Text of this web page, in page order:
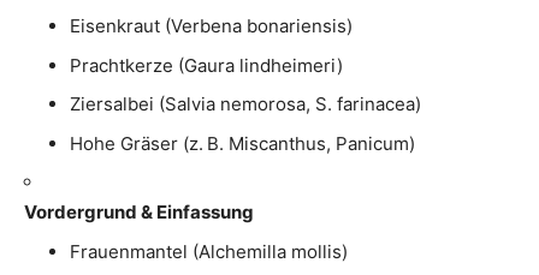
Eisenkraut (Verbena bonariensis)
Prachtkerze (Gaura lindheimeri)
Ziersalbei (Salvia nemorosa, S. farinacea)
Hohe Gräser (z. B. Miscanthus, Panicum)
Vordergrund & Einfassung
Frauenmantel (Alchemilla mollis)